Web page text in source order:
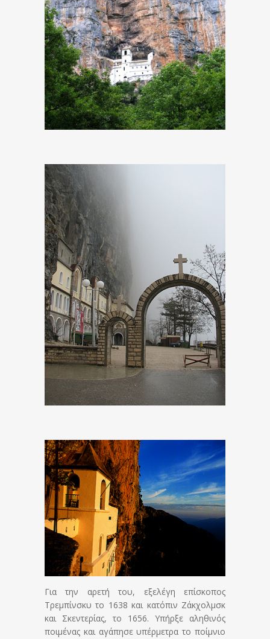
Για την αρετή του, εξελέγη επίσκοπος
Τρεμπίνσκυ το 1638 και κατόπιν Ζάκχολμσκ
και Σκεντερίας, το 1656. Υπήρξε αληθινός
ποιμένας και αγάπησε υπέρμετρα το ποίμνιο